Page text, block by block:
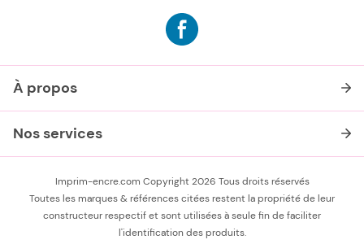
À propos
Nos services
Imprim-encre.com Copyright 2026 Tous droits réservés
Toutes les marques & références citées restent la propriété de leur
constructeur respectif et sont utilisées à seule fin de faciliter
l'identification des produits.